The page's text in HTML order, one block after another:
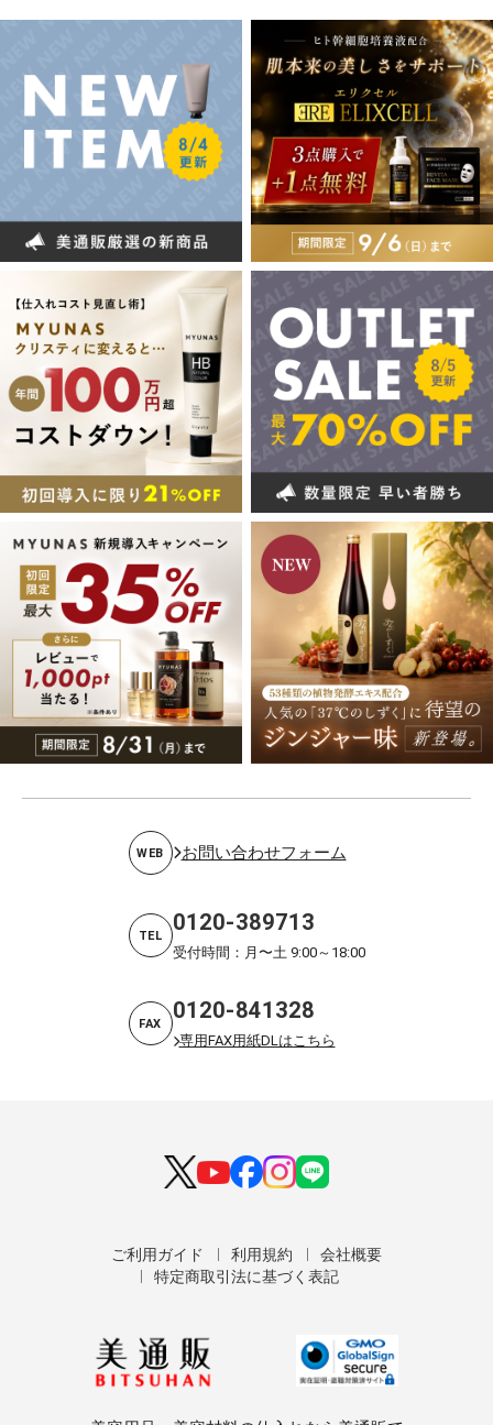
WEB お問い合わせフォーム
TEL 0120-389713
受付時間：月〜土 9:00～18:00
FAX 0120-841328
専用FAX用紙DLはこちら
ご利用ガイド 利用規約
会社概要
特定商取引法に基づく表記